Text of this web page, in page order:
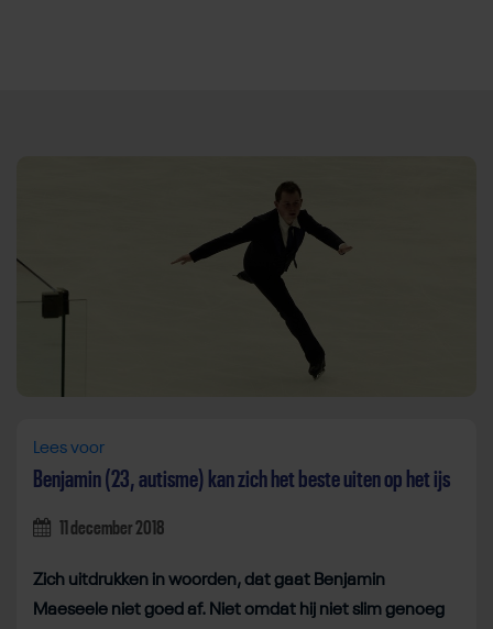
Direct door naar content
Lees voor
Benjamin (23, autisme) kan zich het beste uiten op het ijs
11 december 2018
Zich uitdrukken in woorden, dat gaat Benjamin
Maeseele niet goed af. Niet omdat hij niet slim genoeg